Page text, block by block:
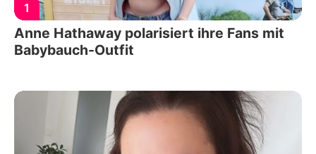
1
Anne Hathaway polarisiert ihre Fans mit
Babybauch-Outfit